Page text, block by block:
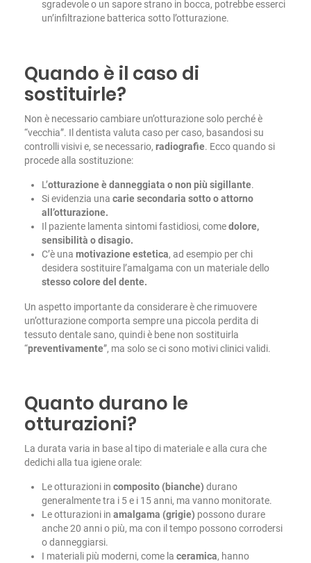
sgradevole o un sapore strano in bocca, potrebbe esserci
un’infiltrazione batterica sotto l’otturazione.
Quando è il caso di
sostituirle?
Non è necessario cambiare un’otturazione solo perché è
“vecchia”. Il dentista valuta caso per caso, basandosi su
controlli visivi e, se necessario, radiografie. Ecco quando si
procede alla sostituzione:
L’otturazione è danneggiata o non più sigillante.
Si evidenzia una carie secondaria sotto o attorno
all’otturazione.
Il paziente lamenta sintomi fastidiosi, comedolore,
sensibilità o disagio.
C’è una motivazione estetica, ad esempio per chi
desidera sostituire l’amalgama con un materiale dello
stesso colore del dente.
Un aspetto importante da considerare è che rimuovere
un’otturazione comporta sempre una piccola perdita di
tessuto dentale sano, quindi è bene non sostituirla
“preventivamente”, ma solo se ci sono motivi clinici validi.
Quanto durano le
otturazioni?
La durata varia in base al tipo di materiale e alla cura che
dedichi alla tua igiene orale:
Le otturazioni in composito (bianche) durano
generalmente tra i 5 e i 15 anni, ma vanno monitorate.
Le otturazioni in amalgama (grigie) possono durare
anche 20 anni o più, ma con il tempo possono corrodersi
o danneggiarsi.
I materiali più moderni, come la ceramica, hanno